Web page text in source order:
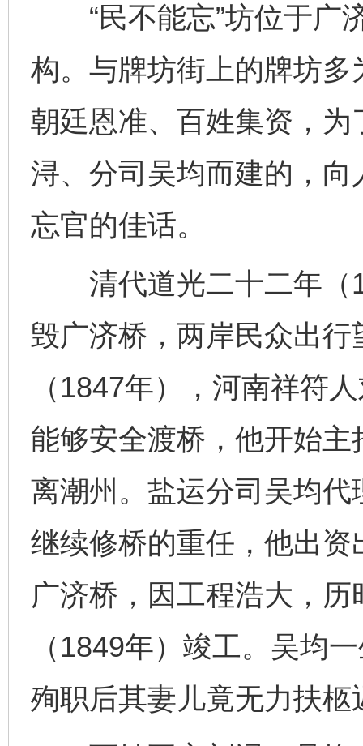
“民不能忘”坊位于广
构。与牌坊街上的牌坊
朝廷恩准、百姓集资，
浔、分司吴均而建的，
忘官的佳话。
清代道光二十二年（
毁广济桥，两岸民众出
（1847年），河南祥符
能够安全渡桥，他开始
离潮州。盐运分司吴均
继续修桥的重任，他出
广济桥，因工程浩大，
（1849年）竣工。吴均
殉职后其妻儿竟无力扶